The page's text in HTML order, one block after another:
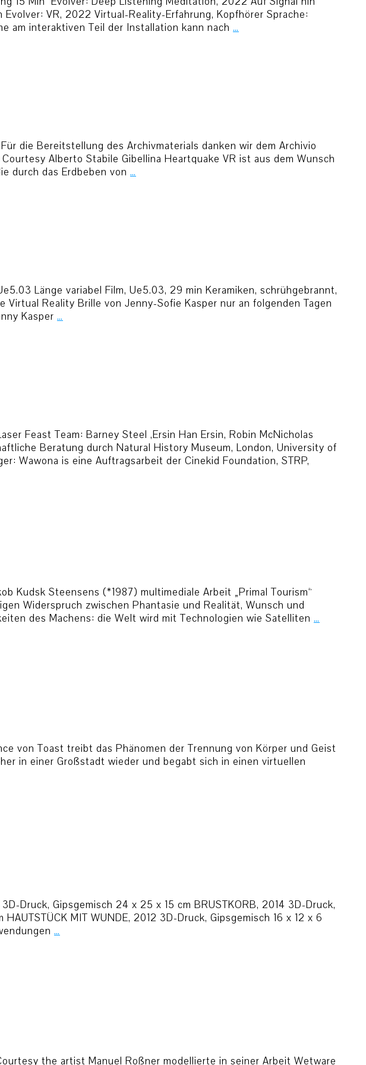
VR, 2022 Virtual-Reality-Erfahrung, Kopfhörer Sprache:
am interaktiven Teil der Installation kann nach …
die Bereitstellung des Archivmaterials danken wir dem Archivio
Alberto Stabile Gibellina Heartquake VR ist aus dem Wunsch
durch das Erdbeben von …
Länge variabel Film, Ue5.03, 29 min Keramiken, schrühgebrannt,
Reality Brille von Jenny-Sofie Kasper nur an folgenden Tagen
Kasper …
Feast Team: Barney Steel ,Ersin Han Ersin, Robin McNicholas
Beratung durch Natural History Museum, London, University of
Wawona is eine Auftragsarbeit der Cinekid Foundation, STRP,
Kudsk Steensens (*1987) multimediale Arbeit „Primal Tourism“
Widerspruch zwischen Phantasie und Realität, Wunsch und
des Machens: die Welt wird mit Technologien wie Satelliten …
von Toast treibt das Phänomen der Trennung von Körper und Geist
in einer Großstadt wieder und begabt sich in einen virtuellen
Druck, Gipsgemisch 24 x 25 x 15 cm BRUSTKORB, 2014 3D-Druck,
MIT WUNDE, 2012 3D-Druck, Gipsgemisch 16 x 12 x 6
…
the artist Manuel Roßner modellierte in seiner Arbeit Wetware